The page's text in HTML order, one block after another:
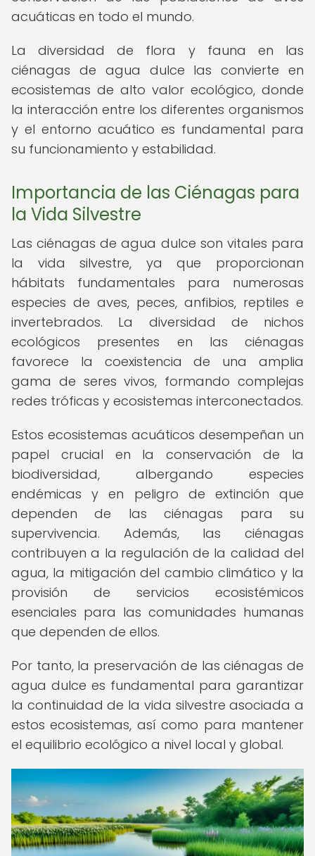
acuáticas en todo el mundo.
La diversidad de flora y fauna en las
ciénagas de agua dulce las convierte en
ecosistemas de alto valor ecológico, donde
la interacción entre los diferentes organismos
y el entorno acuático es fundamental para
su funcionamiento y estabilidad.
Importancia de las Ciénagas para
la Vida Silvestre
Las ciénagas de agua dulce son vitales para
la vida silvestre, ya que proporcionan
hábitats fundamentales para numerosas
especies de aves, peces, anfibios, reptiles e
invertebrados. La diversidad de nichos
ecológicos presentes en las ciénagas
favorece la coexistencia de una amplia
gama de seres vivos, formando complejas
redes tróficas y ecosistemas interconectados.
Estos ecosistemas acuáticos desempeñan un
papel crucial en la conservación de la
biodiversidad, albergando especies
endémicas y en peligro de extinción que
dependen de las ciénagas para su
supervivencia. Además, las ciénagas
contribuyen a la regulación de la calidad del
agua, la mitigación del cambio climático y la
provisión de servicios ecosistémicos
esenciales para las comunidades humanas
que dependen de ellos.
Por tanto, la preservación de las ciénagas de
agua dulce es fundamental para garantizar
la continuidad de la vida silvestre asociada a
estos ecosistemas, así como para mantener
el equilibrio ecológico a nivel local y global.